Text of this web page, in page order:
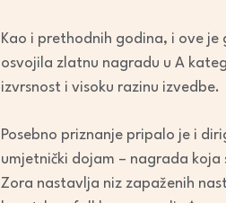
Kao i prethodnih godina, i ove
osvojila zlatnu nagradu u A
izvrsnost i visoku razinu izvedbe.
Posebno priznanje pripalo je i
umjetnički dojam – nagrada
Zora nastavlja niz zapaženih